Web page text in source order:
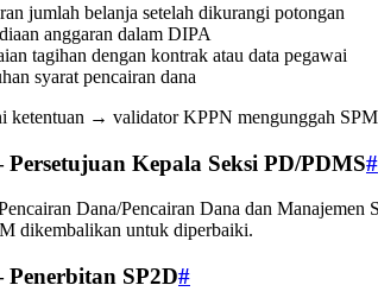
jumlah belanja setelah dikurangi potongan
anggaran dalam DIPA
tagihan dengan kontrak atau data pegawai
syarat pencairan dana
ketentuan → validator KPPN mengunggah
Kepala Seksi PD/PDMS#
Dana/Pencairan Dana dan
dikembalikan untuk diperbaiki.
SP2D#